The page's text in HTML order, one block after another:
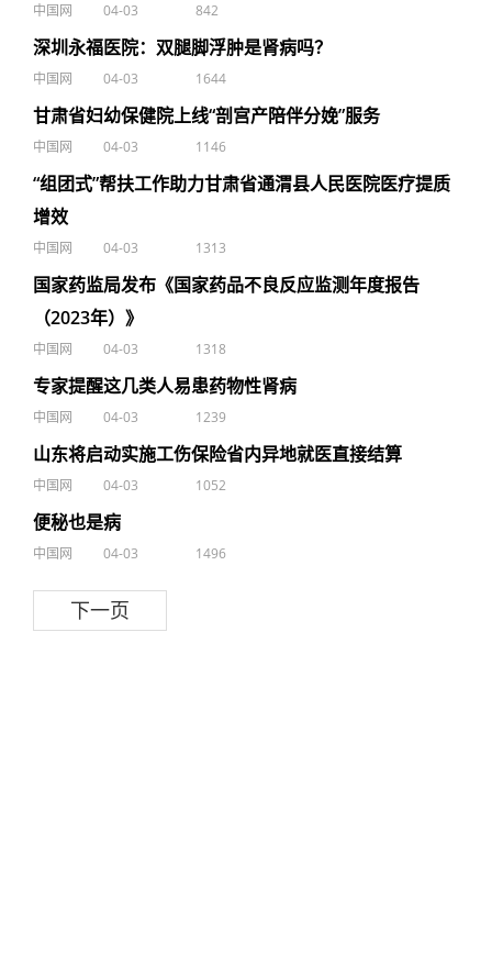
中国网 04-03 842
深圳永福医院：双腿脚浮肿是肾病吗？
中国网 04-03 1644
甘肃省妇幼保健院上线“剖宫产陪伴分娩”服务
中国网 04-03 1146
“组团式”帮扶工作助力甘肃省通渭县人民医院医疗提质
增效
中国网 04-03 1313
国家药监局发布《国家药品不良反应监测年度报告
（2023年）》
中国网 04-03 1318
专家提醒这几类人易患药物性肾病
中国网 04-03 1239
山东将启动实施工伤保险省内异地就医直接结算
中国网 04-03 1052
便秘也是病
中国网 04-03 1496
下一页